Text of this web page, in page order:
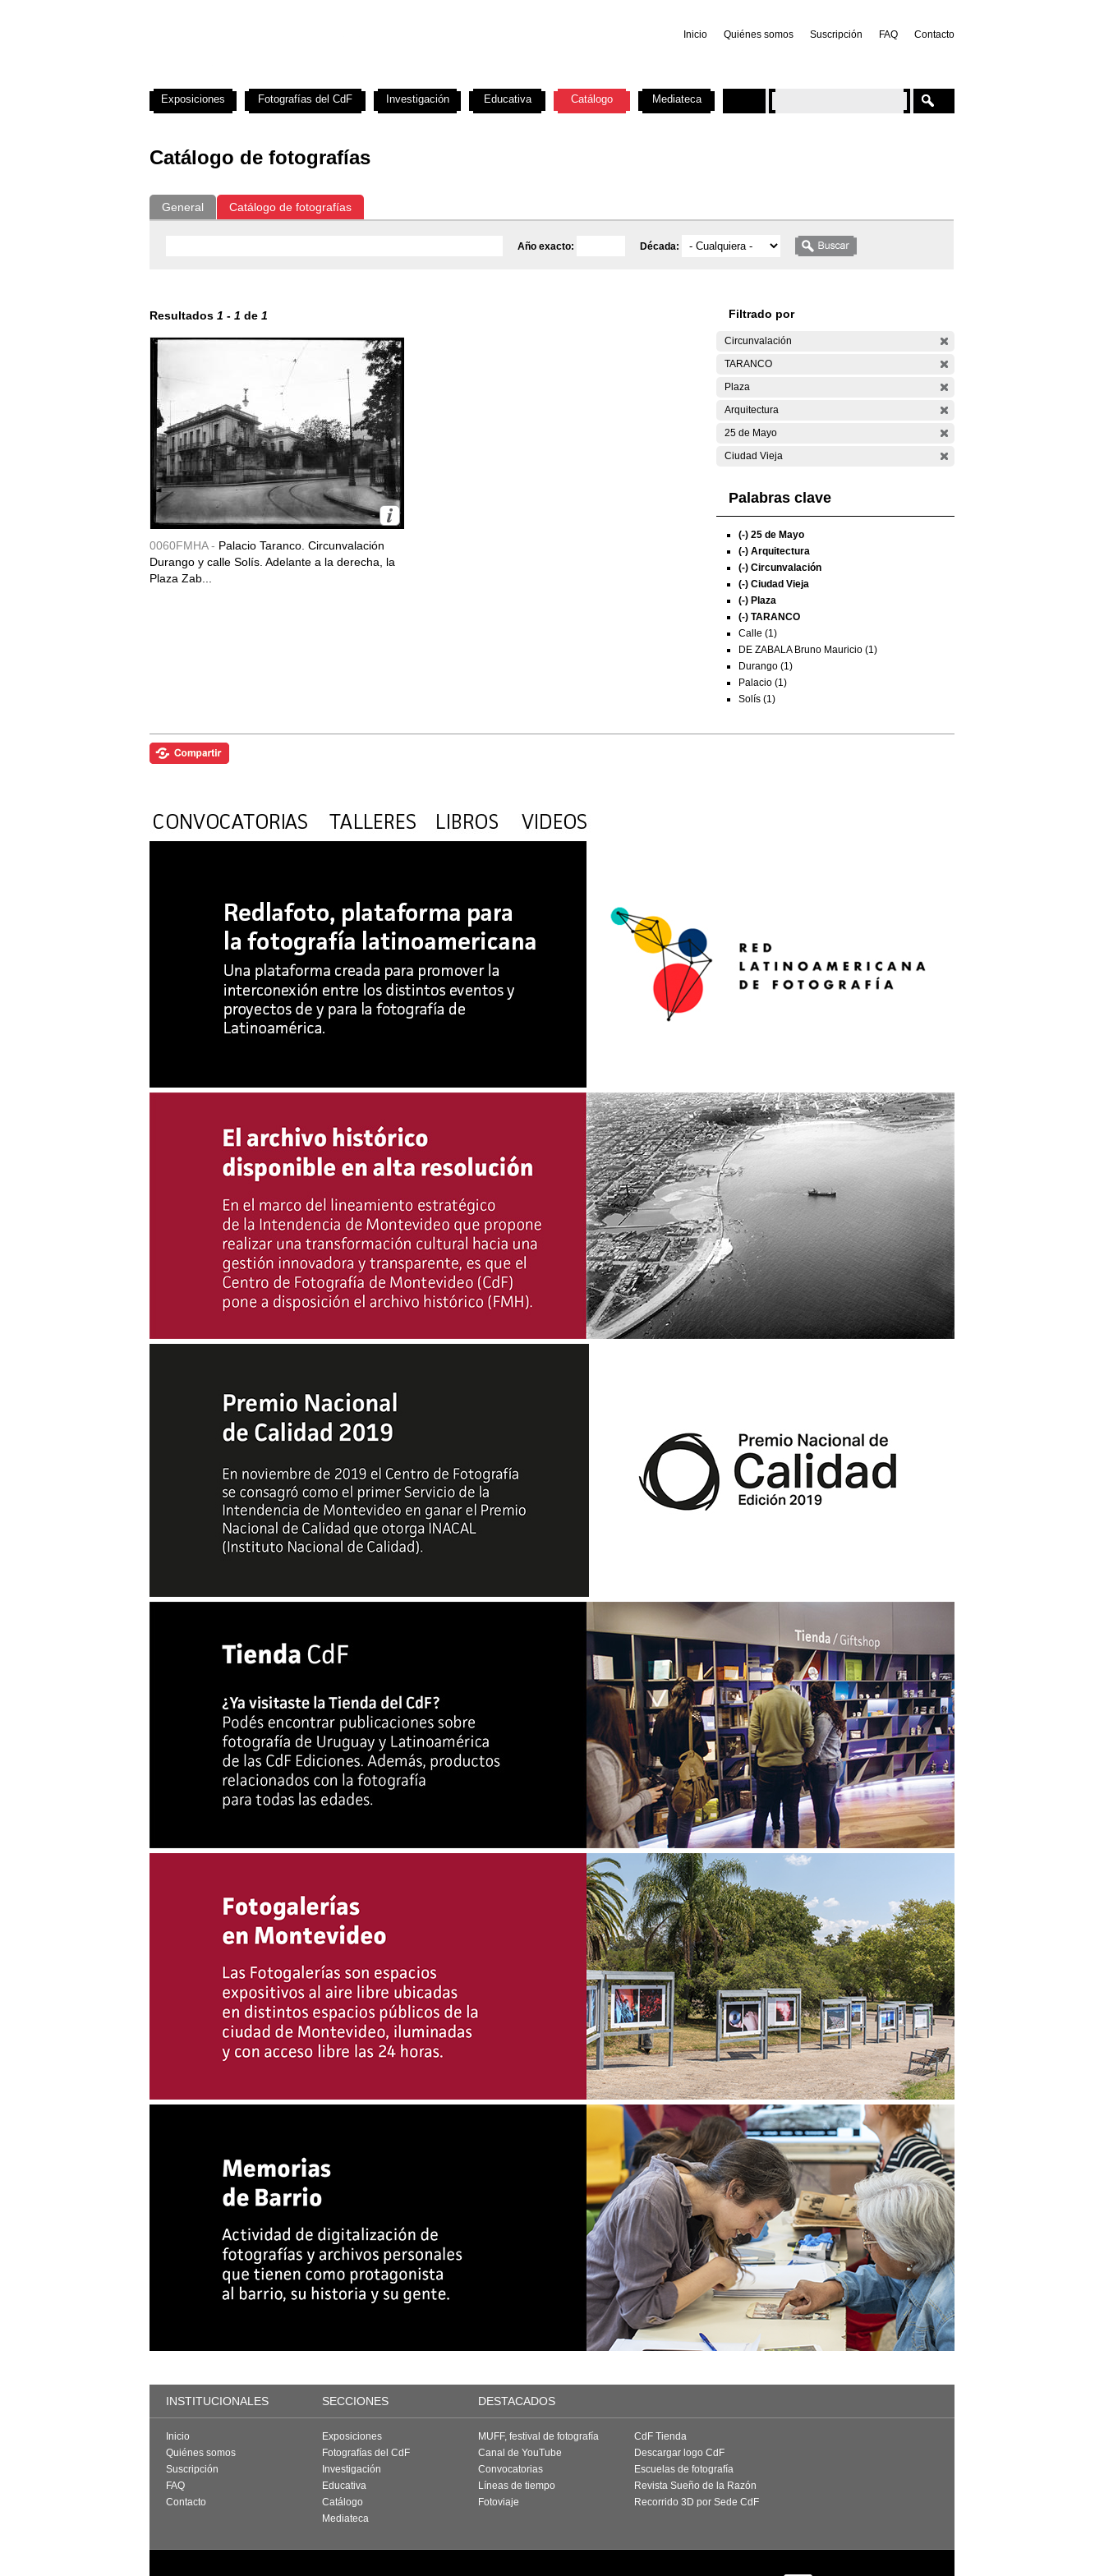
Inicio Quiénes somos Suscripción FAQ Contacto
Catálogo de fotografías
General Catálogo de fotografías
Año exacto: Década:
Resultados 1 - 1 de 1
0060FMHA - Palacio Taranco. Circunvalación
Durango y calle Solís. Adelante a la derecha, la
Plaza Zab...
Filtrado por
Circunvalación
TARANCO
Plaza
Arquitectura
25 de Mayo
Ciudad Vieja
Palabras clave
(-) 25 de Mayo
(-) Arquitectura
(-) Circunvalación
(-) Ciudad Vieja
(-) Plaza
(-) TARANCO
Calle (1)
DE ZABALA Bruno Mauricio (1)
Durango (1)
Palacio (1)
Solís (1)
Exposiciones Fotografías del CdF Investigación Educativa Catálogo Mediateca
INSTITUCIONALES SECCIONES DESTACADOS
Inicio
Quiénes somos
Suscripción
FAQ
Contacto
Exposiciones
Fotografías del CdF
Investigación
Educativa
Catálogo
Mediateca
MUFF, festival de fotografía
Canal de YouTube
Convocatorias
Líneas de tiempo
Fotoviaje
CdF Tienda
Descargar logo CdF
Escuelas de fotografía
Revista Sueño de la Razón
Recorrido 3D por Sede CdF